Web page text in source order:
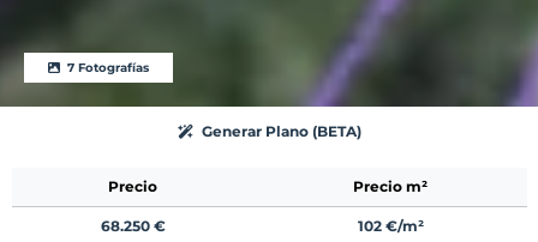
7 Fotografías
Generar Plano (BETA)
Precio Precio m²
68.250 € 102 €/m²